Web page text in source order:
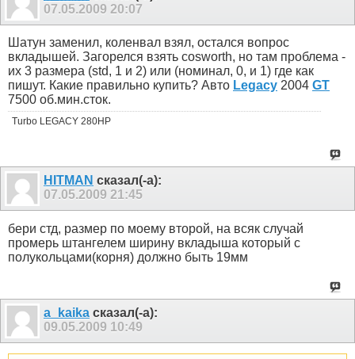
07.05.2009 20:07
Шатун заменил, коленвал взял, остался вопрос
вкладышей. Загорелся взять cosworth, но там проблема -
их 3 размера (std, 1 и 2) или (номинал, 0, и 1) где как
пишут. Какие правильно купить? Авто Legacy 2004 GT
7500 об.мин.сток.
Turbo LEGACY 280HP
HITMAN сказал(-а):
07.05.2009 21:45
бери стд, размер по моему второй, на всяк случай
промерь штангелем ширину вкладыша который с
полукольцами(корня) должно быть 19мм
a_kaika сказал(-а):
09.05.2009 10:49